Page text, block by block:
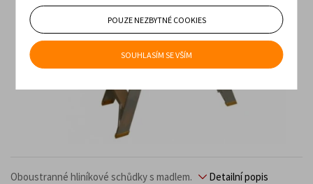
Oboustranné hliníkové schůdky s madlem. Detailní popis
POUZE NEZBYTNÉ COOKIES
SOUHLASÍM SE VŠÍM